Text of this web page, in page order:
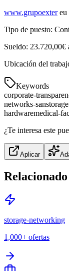
www.grupoextereu
Tipo de puesto:
Sueldo: 23.720,00€
Ubicación del
Keywords
corporate-
networks-san
hardwaremedical-
¿Te interesa este
Aplicar
Relacionado
storage-networking
1,000+ ofertas